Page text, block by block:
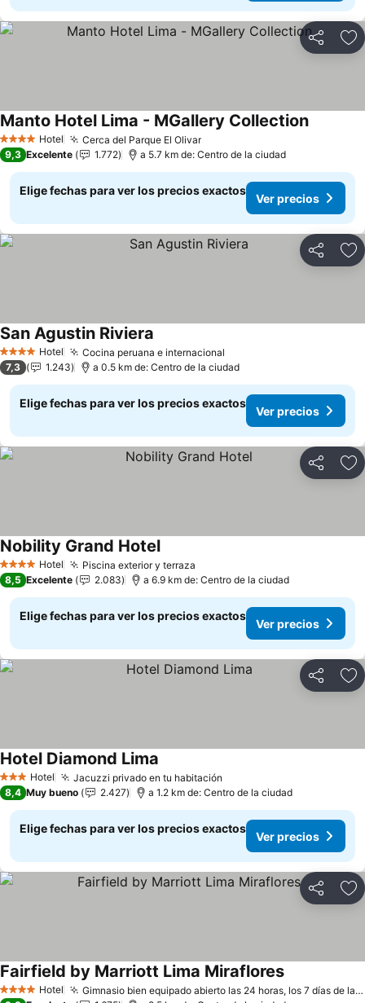
Compartir
4 EstrellasHotel Cerca del Parque El Olivar
Manto Hotel Lima - MGallery Collection
9,3 Excelente 1.772 a 5.7 km de: Centro de la ciudad
Elige fechas para ver los precios exactos
Ver precios
Compartir
4 EstrellasHotel Cocina peruana e internacional
San Agustin Riviera
7,3 1.243 a 0.5 km de: Centro de la ciudad
Elige fechas para ver los precios exactos
Ver precios
Compartir
4 EstrellasHotel Piscina exterior y terraza
Nobility Grand Hotel
8,5 Excelente 2.083 a 6.9 km de: Centro de la ciudad
Elige fechas para ver los precios exactos
Ver precios
Compartir
3 Estrellas
Hotel Jacuzzi privado en tu habitación
Hotel Diamond Lima
8,4 Muy bueno 2.427 a 1.2 km de: Centro de la ciudad
Elige fechas para ver los precios exactos
Ver precios
Compartir
4 EstrellasHotel Gimnasio bien equipado abierto las 24 horas, los 7 días de la semana
Fairfield by Marriott Lima Miraflores